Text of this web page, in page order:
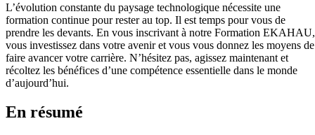
L’évolution constante du paysage technologique nécessite une
formation continue pour rester au top. Il est temps pour vous de
prendre les devants. En vous inscrivant à notre Formation EKAHAU,
vous investissez dans votre avenir et vous vous donnez les moyens de
faire avancer votre carrière. N’hésitez pas, agissez maintenant et
récoltez les bénéfices d’une compétence essentielle dans le monde
d’aujourd’hui.
En résumé